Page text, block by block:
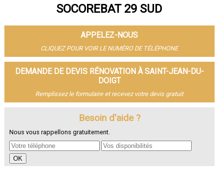
- Rénovation de maison à Morlaix
- Rénovation de maison à Landerneau
- Rénovation de maison à Guipavas
- Rénovation de maison à Plougastel-Daoulas
- Rénovation de maison à Plouzané
- Rénovation de maison à Quimperlé
- Rénovation de maison à Le Relecq-Kerhuon
- Rénovation de maison à Landivisiau
- Rénovation de maison à Plabennec
- Rénovation de maison à Ergué-Gabéric
- Rénovation de maison à Carhaix-Plouguer
- Rénovation de maison à Guilers
- Rénovation de maison à Saint-Renan
SOCOREBAT 29 SUD
APPELEZ-NOUS
CLIQUEZ POUR VOIR LE NUMÉRO DE TÉLÉPHONE
DEMANDE DE DEVIS RÉNOVATION À SAINT-JEAN-DU-
DOIGT
Remplissez le formulaire et recevez votre devis gratuit
Besoin d'aide ?
Nous vous rappellons gratuitement.